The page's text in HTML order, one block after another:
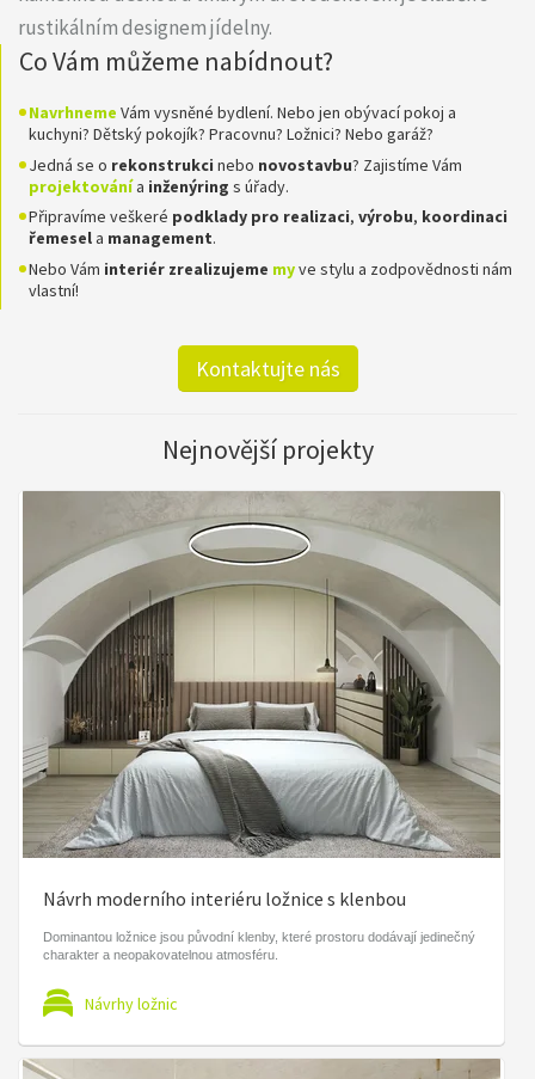
rustikálním designem jídelny.
Co Vám můžeme nabídnout?
Navrhneme Vám vysněné bydlení. Nebo jen obývací pokoj a
kuchyni? Dětský pokojík? Pracovnu? Ložnici? Nebo garáž?
Jedná se o rekonstrukci nebo novostavbu? Zajistíme Vám
projektovánía inženýring s úřady.
Připravíme veškeré podklady pro realizaci, výrobu, koordinaci
řemesela management.
Nebo Vám interiér zrealizujeme myve stylu a zodpovědnosti nám
vlastní!
Kontaktujte nás
Nejnovější projekty
Návrh moderního interiéru ložnice s klenbou
Dominantou ložnice jsou původní klenby, které prostoru dodávají jedinečný
charakter a neopakovatelnou atmosféru.
Návrhy ložnic